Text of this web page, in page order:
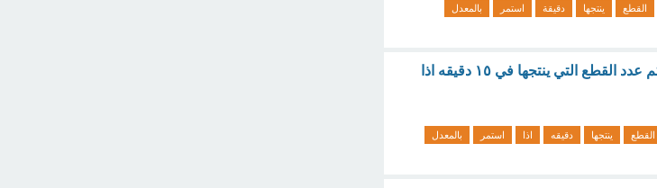
القطع ينتجها دقيقة استمر
بالمعدل
س : ينتج احد العمال ١١٤ قطعه في ٦ دقائق كم عدد القطع التي ينتجها في ١٥ دقيقه اذا
القطع ينتجها دقيقه اذا استمر
بالمعدل